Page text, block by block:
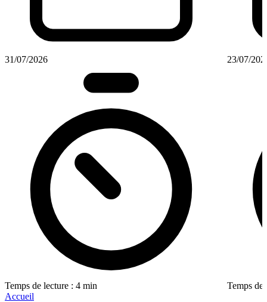
31/07/2026
Temps de lecture : 4 min
23/07/
Temps de
Accueil